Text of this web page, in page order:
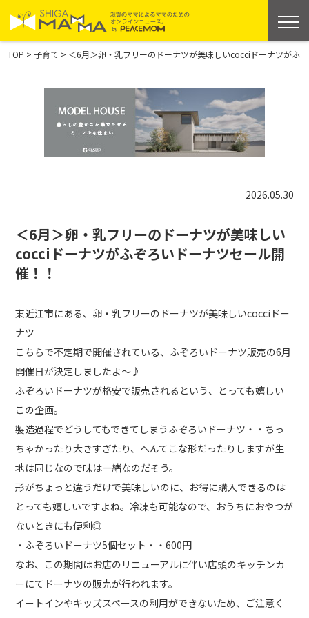
TOP > 子育て > ＜6月＞卵・乳フリーのドーナツが美味しいcocciドーナツがふ
2026.05.30
＜6月＞卵・乳フリーのドーナツが美味しい
cocciドーナツがふぞろいドーナツセール開
催！！
東近江市にある、卵・乳フリーのドーナツが美味しいcocciドー
ナツ
こちらで不定期で開催されている、ふぞろいドーナツ販売の6月
開催日が決定しましたよ～♪
ふぞろいドーナツが格安で販売されるという、とっても嬉しい
この企画。
製造過程でどうしてもできてしまうふぞろいドーナツ・・ちっ
ちゃかったり大きすぎたり、へんてこな形だったりしますが生
地は同じなので味は一緒なのだそう。
形がちょっと違うだけで美味しいのに、お得に購入できるのは
とっても嬉しいですよね。冷凍も可能なので、おうちにおやつが
ないときにも便利◎
・ふぞろいドーナツ5個セット・・600円
なお、この期間はお店のリニューアルに伴い店頭のキッチンカ
ーにてドーナツの販売が行われます。
イートインやキッズスペースの利用ができないため、ご注意く